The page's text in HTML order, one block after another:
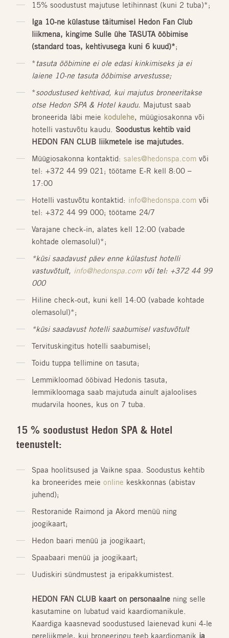
15% soodustust majutuse letihinnast (kuni 2 tuba)*;
Iga 10-ne külastuse täitumisel Hedon Fan Club
liikmena, kingime Sulle ühe TASUTA ööbimise
(standard toas, kehtivusega kuni 6 kuud)*;
*tasuta ööbimine ei ole edasi kinkimiseks ja ei
laiene 10-ne tasuta ööbimise arvestusse;
*soodustused kehtivad, kui majutus broneeritakse
otse Hedon SPA & Hotel kaudu. Majutust saab
broneerida läbi meie kodulehe, müügiosakonna või
hotelli vastuvõtu kaudu. Soodustus kehtib vaid
HEDON FAN CLUB liikmetele ise majutudes.
Müügiosakonna kontaktid: sales@hedonspa.com või
tel: +372 44 99 021; töötame E-R kell 8:00 –
17:00
Hotelli vastuvõtu kontaktid: info@hedonspa.com või
tel: +372 44 99 000; töötame 24/7
Varajane check-in, alates kell 12:00 (vabade
kohtade olemasolul)*;
*küsi saadavust päev enne külastust hotelli
vastuvõtult, info@hedonspa.comvõi tel: +372 44 99
000
Hiline check-out, kuni kell 14:00 (vabade kohtade
olemasolul)*;
*küsi saadavust hotelli saabumisel vastuvõtult
Tervituskingitus hotelli saabumisel;
Toidu tuppa tellimine on tasuta;
Lemmikloomad ööbivad Hedonis tasuta,
lemmikloomaga saab majutuda ainult ajaloolises
mudarvila hoones, kus on 7 tuba.
15 % soodustust Hedon SPA & Hotel
teenustelt:
Spaa hoolitsused ja Vaikne spaa. Soodustus kehtib
ka broneerides meie online keskkonnas (abistav
juhend);
Restoranide Raimond ja Akord menüü ning
joogikaart;
Hedon baari menüü ja joogikaart;
Spaabaari menüü ja joogikaart;
Uudiskiri sündmustest ja eripakkumistest.
HEDON FAN CLUB kaart on personaalne ning selle
kasutamine on lubatud vaid kaardiomanikule.
Kaardiga kaasnevad soodustused laienevad kuni 4-le
pereliikmele, kui broneeringu teeb kaardiomanik ja